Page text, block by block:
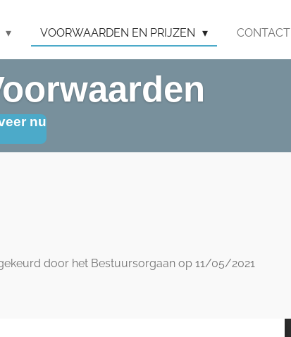
VOORWAARDEN EN PRIJZEN CONTACT
nu
door het Bestuursorgaan op 11/05/2021